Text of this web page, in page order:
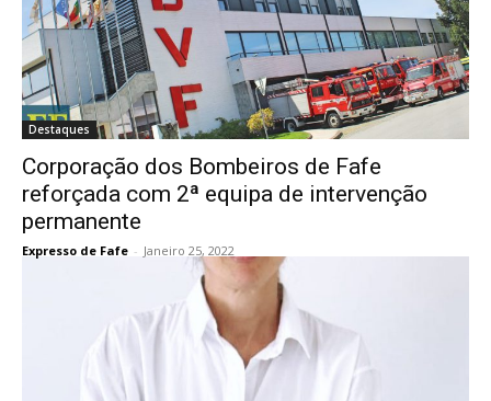
Destaques
Corporação dos Bombeiros de Fafe
reforçada com 2ª equipa de intervenção
permanente
Expresso de Fafe - Janeiro 25, 2022